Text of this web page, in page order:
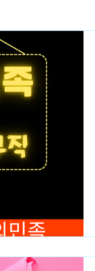
알바'
라피스트 알바
수재배